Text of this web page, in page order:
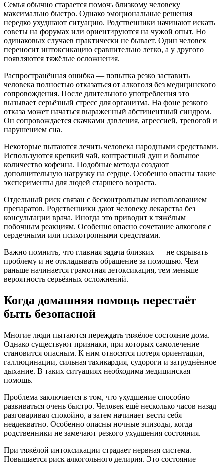
Семья обычно старается помочь близкому человеку
максимально быстро. Однако эмоциональные решения
нередко ухудшают ситуацию. Родственники начинают искать
советы на форумах или ориентируются на чужой опыт. Но
одинаковых случаев практически не бывает. Один человек
переносит интоксикацию сравнительно легко, а у другого
появляются тяжёлые осложнения.
Распространённая ошибка — попытка резко заставить
человека полностью отказаться от алкоголя без медицинского
сопровождения. После длительного употребления это
вызывает серьёзный стресс для организма. На фоне резкого
отказа может начаться выраженный абстинентный синдром.
Он сопровождается скачками давления, агрессией, тревогой и
нарушением сна.
Некоторые пытаются лечить человека народными средствами.
Используются крепкий чай, контрастный душ и большое
количество кофеина. Подобные методы создают
дополнительную нагрузку на сердце. Особенно опасны такие
эксперименты для людей старшего возраста.
Отдельный риск связан с бесконтрольным использованием
препаратов. Родственники дают человеку лекарства без
консультации врача. Иногда это приводит к тяжёлым
побочным реакциям. Особенно опасно сочетание алкоголя с
сердечными или психотропными средствами.
Важно помнить, что главная задача близких — не скрывать
проблему и не откладывать обращение за помощью. Чем
раньше начинается грамотная детоксикация, тем меньше
вероятность серьёзных осложнений.
Когда домашняя помощь перестаёт
быть безопасной
Многие люди пытаются переждать тяжёлое состояние дома.
Однако существуют признаки, при которых самолечение
становится опасным. К ним относятся потеря ориентации,
галлюцинации, сильная тахикардия, судороги и затруднённое
дыхание. В таких ситуациях необходима медицинская
помощь.
Проблема заключается в том, что ухудшение способно
развиваться очень быстро. Человек ещё несколько часов назад
разговаривал спокойно, а затем начинает вести себя
неадекватно. Особенно опасны ночные эпизоды, когда
родственники не замечают резкого ухудшения состояния.
При тяжёлой интоксикации страдает нервная система.
Повышается риск алкогольного делирия. Это состояние